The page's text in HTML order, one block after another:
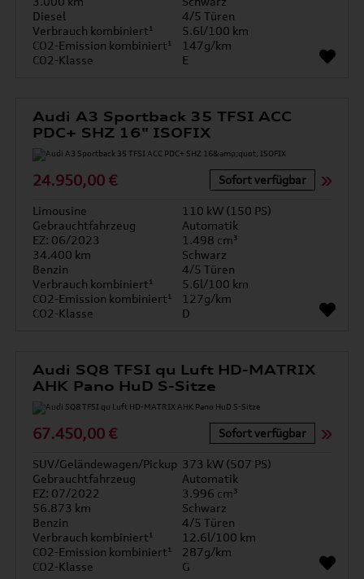
Diesel
4/5 Türen
Verbrauch kombiniert¹
5.6l/100 km
CO2-Emission kombiniert¹
147g/km
CO2-Klasse
E
Audi A3 Sportback 35 TFSI ACC
PDC+ SHZ 16" ISOFIX
24.950,00 € Sofort verfügbar
Limousine
110 kW (150 PS)
Gebrauchtfahrzeug
Automatik
EZ: 06/2023
1.498 cm³
34.400 km
Schwarz
Benzin
4/5 Türen
Verbrauch kombiniert¹
5.6l/100 km
CO2-Emission kombiniert¹
127g/km
CO2-Klasse
D
Audi SQ8 TFSI qu Luft HD-MATRIX
AHK Pano HuD S-Sitze
67.450,00 € Sofort verfügbar
SUV/Geländewagen/Pickup 373 kW (507 PS)
Gebrauchtfahrzeug
Automatik
EZ: 07/2022
3.996 cm³
56.873 km
Schwarz
Benzin
4/5 Türen
Verbrauch kombiniert¹
12.6l/100 km
CO2-Emission kombiniert¹
287g/km
CO2-Klasse
G